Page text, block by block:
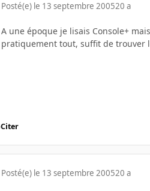
Posté(e) le 13 septembre 200520 a
A une époque je lisais Console+
pratiquement tout, suffit de trouver
Citer
Posté(e) le 13 septembre 200520 a